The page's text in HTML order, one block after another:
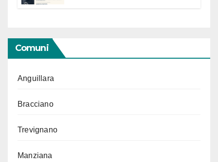
Comuni
Anguillara
Bracciano
Trevignano
Manziana